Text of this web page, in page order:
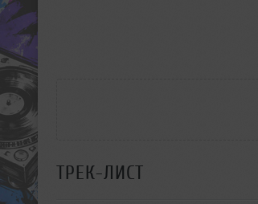
ТРЕК-ЛИСТ